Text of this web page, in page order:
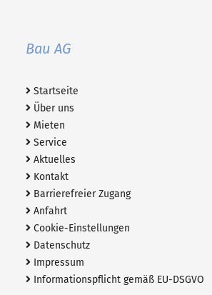
Bau AG
Startseite
Über uns
Mieten
Service
Aktuelles
Kontakt
Barrierefreier Zugang
Anfahrt
Cookie-Einstellungen
Datenschutz
Impressum
Informationspflicht gemäß EU-DSGVO